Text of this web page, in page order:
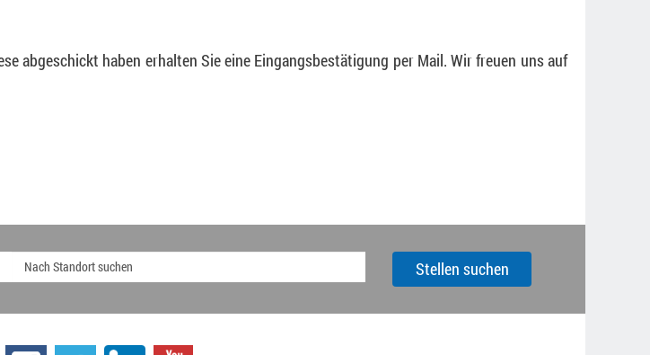
abgeschickt haben erhalten Sie eine Eingangsbestätigung per Mail. Wir freuen uns auf
Stellen suchen